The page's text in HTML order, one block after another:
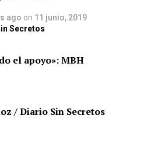
ago on 11 junio, 2019
Secretos
el apoyo»: MBH
/ Diario Sin Secretos